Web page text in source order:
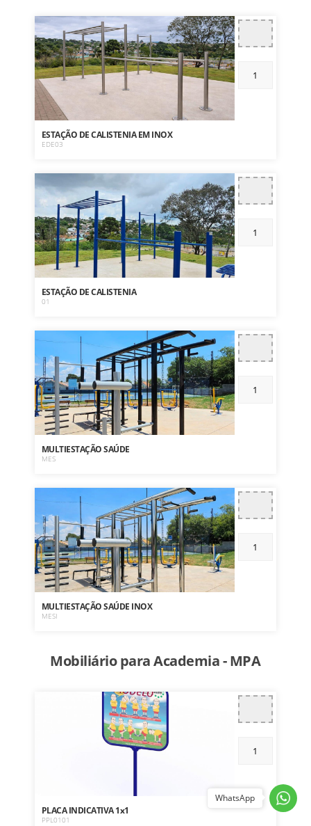
ESTAÇÃO DE CALISTENIA EM INOX
EDE03
ESTAÇÃO DE CALISTENIA
01
MULTIESTAÇÃO SAÚDE
MES
MULTIESTAÇÃO SAÚDE INOX
MESI
Mobiliário para Academia - MPA
PLACA INDICATIVA 1x1
PPL0101
WhatsApp